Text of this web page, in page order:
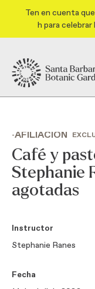
Ten en cuenta
h para
-AFILIACIÓN
Café y
Stephanie
agotadas
Instructor
Stephanie Ranes
Fecha